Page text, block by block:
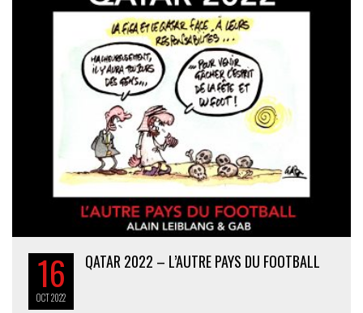
16
OCT2022
QATAR 2022 – L’AUTRE PAYS DU FOOTBALL